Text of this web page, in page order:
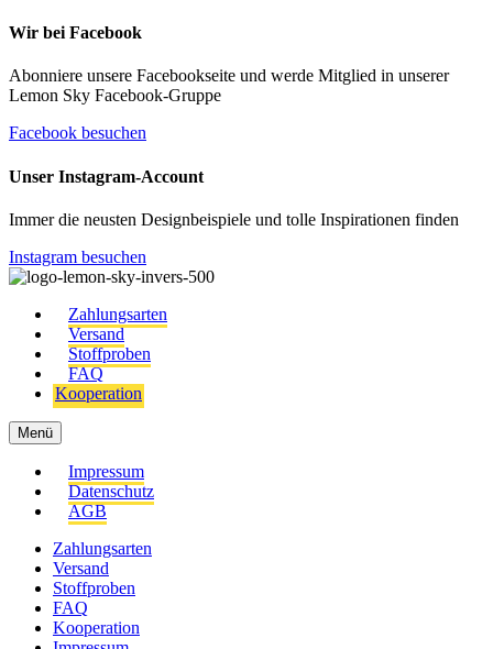
Wir bei Facebook
Abonniere unsere Facebookseite und werde Mitglied in unserer
Lemon Sky Facebook-Gruppe
Facebook besuchen
Unser Instagram-Account
Immer die neusten Designbeispiele und tolle Inspirationen finden
Instagram besuchen
Zahlungsarten
Versand
Stoffproben
FAQ
Kooperation
Menü
Impressum
Datenschutz
AGB
Zahlungsarten
Versand
Stoffproben
FAQ
Kooperation